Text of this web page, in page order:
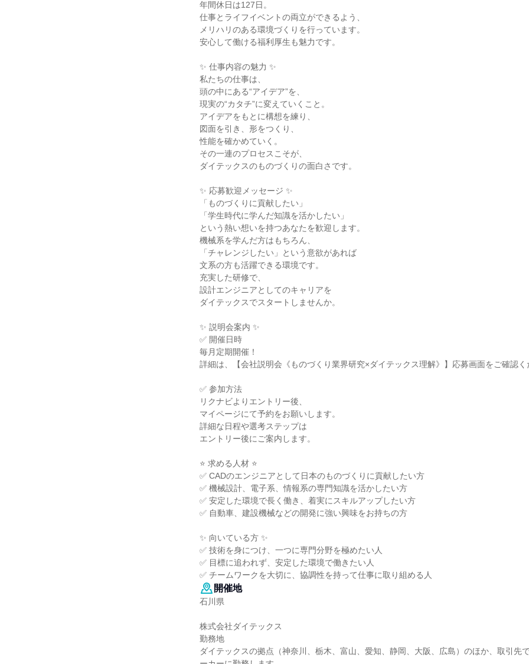
年間休日は127日。
仕事とライフイベントの両立ができるよう、
メリハリのある環境づくりを行っています。
安心して働ける福利厚生も魅力です。
✨ 仕事内容の魅力 ✨
私たちの仕事は、
頭の中にある“アイデア”を、
現実の“カタチ”に変えていくこと。
アイデアをもとに構想を練り、
図面を引き、形をつくり、
性能を確かめていく。
その一連のプロセスこそが、
ダイテックスのものづくりの面白さです。
✨ 応募歓迎メッセージ ✨
「ものづくりに貢献したい」
「学生時代に学んだ知識を活かしたい」
という熱い想いを持つあなたを歓迎します。
機械系を学んだ方はもちろん、
「チャレンジしたい」という意欲があれば
文系の方も活躍できる環境です。
充実した研修で、
設計エンジニアとしてのキャリアを
ダイテックスでスタートしませんか。
✨ 説明会案内 ✨
✅ 開催日時
毎月定期開催！
詳細は、【会社説明会《ものづくり業界研究×ダイテックス理解》】応募画面をご確認く
✅ 参加方法
リクナビよりエントリー後、
マイページにて予約をお願いします。
詳細な日程や選考ステップは
エントリー後にご案内します。
⭐ 求める人材 ⭐
✅ CADのエンジニアとして日本のものづくりに貢献したい方
✅ 機械設計、電子系、情報系の専門知識を活かしたい方
✅ 安定した環境で長く働き、着実にスキルアップしたい方
✅ 自動車、建設機械などの開発に強い興味をお持ちの方
✨ 向いている方 ✨
✅ 技術を身につけ、一つに専門分野を極めたい人
✅ 目標に追われず、安定した環境で働きたい人
✅ チームワークを大切に、協調性を持って仕事に取り組める人
開催地
石川県
株式会社ダイテックス
勤務地
ダイテックスの拠点（神奈川、栃木、富山、愛知、静岡、大阪、広島）のほか、取引先